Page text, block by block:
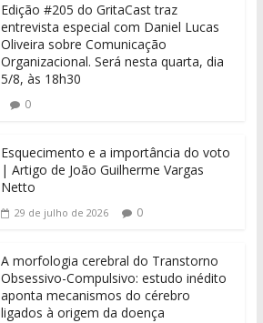
Edição #205 do GritaCast traz
entrevista especial com Daniel Lucas
Oliveira sobre Comunicação
Organizacional. Será nesta quarta, dia
5/8, às 18h30
0
Esquecimento e a importância do voto
| Artigo de João Guilherme Vargas
Netto
29 de julho de 2026 0
A morfologia cerebral do Transtorno
Obsessivo-Compulsivo: estudo inédito
aponta mecanismos do cérebro
ligados à origem da doença